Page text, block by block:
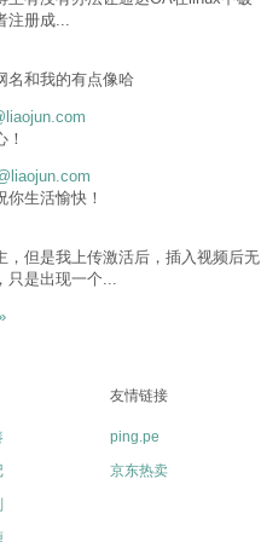
注册成...
名和我的有点像哈
！
你生活愉快！
，但是我上传激活后，插入视频后无
只是出现一个...
友情链接
ping.pe
京东热卖